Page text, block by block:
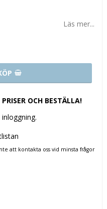
Läs mer...
OCH BESTÄLLA!
att kontakta oss vid minsta frågor